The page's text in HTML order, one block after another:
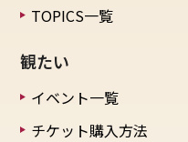
TOPICS一覧
観たい
イベント一覧
チケット購入方法